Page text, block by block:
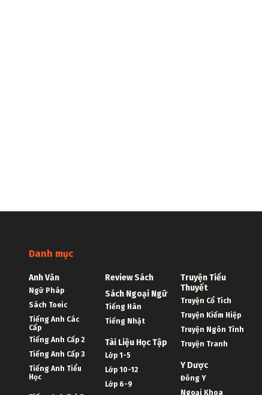
Danh mục
Anh Văn
Ngữ Pháp
Sách Toeic
Tiếng Anh Các
Cấp
Tiếng Anh Cấp 2
Tiếng Anh Cấp 3
Tiếng Anh Tiểu
Học
Review Sách
Sách Ngoại Ngữ
Tiếng Hàn
Tiếng Nhật
Tài Liệu Học Tập
Lớp 1-5
Lớp 10-12
Lớp 6-9
Truyện Tiểu
Thuyết
Truyện Cổ Tích
Truyện Kiếm Hiệp
Truyện Ngôn Tình
Truyện Tranh
Y Dược
Đông Y
Ngoại Khoa